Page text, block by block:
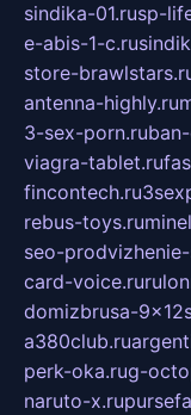
sindika-01.rusp-
e-abis-1-c.ru
store-
antenna-highly.ru
3-sex-porn.ru
viagra-tablet.ru
fincontech.ru
rebus-toys.ru
seo-
card-voice.ru
domizbrusa-
a380club.ru
perk-oka.rug-
naruto-x.ru